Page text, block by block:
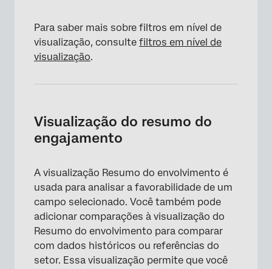
×
Para saber mais sobre filtros em nível de
visualização, consulte filtros em nível de
visualização.
Visualização do resumo do
engajamento
A visualização Resumo do envolvimento é
usada para analisar a favorabilidade de um
campo selecionado. Você também pode
adicionar comparações à visualização do
Resumo do envolvimento para comparar
com dados históricos ou referências do
setor. Essa visualização permite que você